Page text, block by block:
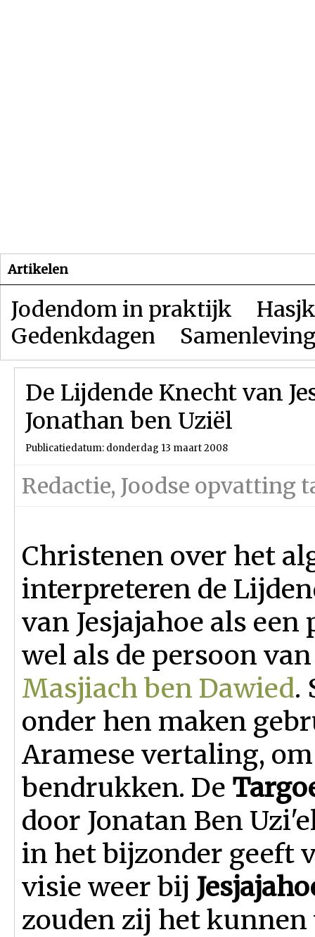
Artikelen
Jodendom in praktijk
Gedenkdagen
De Lijdende Knecht van
Jonathan ben Uziël
Publicatiedatum: donderdag 13 maart 2008
Redactie, Joodse opvatting
Christenen over het
interpreteren de
van Jesjajahoe als een
wel als de persoon
Masjiach ben Dawied.
onder hen maken
Aramese vertaling,
bendrukken. De
door Jonatan Ben
in het bijzonder geeft
visie weer bij
zouden zij het